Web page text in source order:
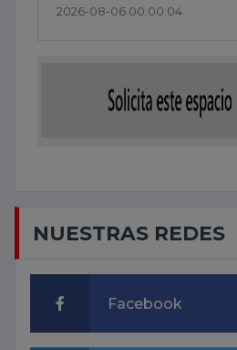
2026-08-06 00:00:04
NUESTRAS REDES
Facebook